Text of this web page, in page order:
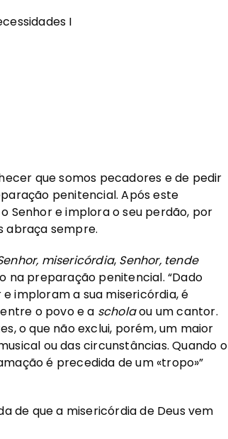
I
que somos pecadores e de pedir
penitencial. Após este
Senhor e implora o seu perdão, por
abraça sempre.
misericórdia, Senhor, tende
na preparação penitencial. “Dado
imploram a sua misericórdia, é
o povo e a scholaou um cantor.
o que não exclui, porém, um maior
ou das circunstâncias. Quando o
é precedida de um «tropo»”
de que a misericórdia de Deus vem